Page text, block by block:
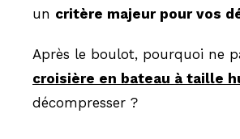
un critère majeur pour vos
Après le boulot, pourquoi ne
croisière en bateau à taille
décompresser ?